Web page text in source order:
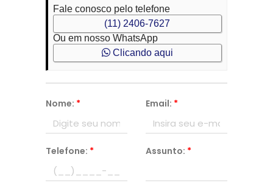
Fale conosco pelo telefone
(11) 2406-7627
Ou em nosso WhatsApp
Clicando aqui
Nome: * Email: *
Telefone: * Assunto: *